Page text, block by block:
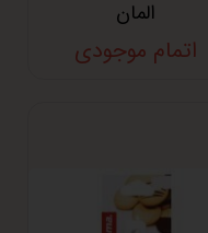
المان
اتمام موجودی